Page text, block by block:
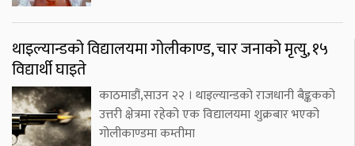
थाइल्यान्डको विद्यालयमा गोलीकाण्ड, चार जनाको मृत्यु, १५
विद्यार्थी घाइते
काठमाडौं,साउन २२ । थाइल्यान्डको राजधानी बैङ्ककको
उत्तरी क्षेत्रमा रहेको एक विद्यालयमा शुक्रबार भएको
गोलीकाण्डमा कम्तीमा